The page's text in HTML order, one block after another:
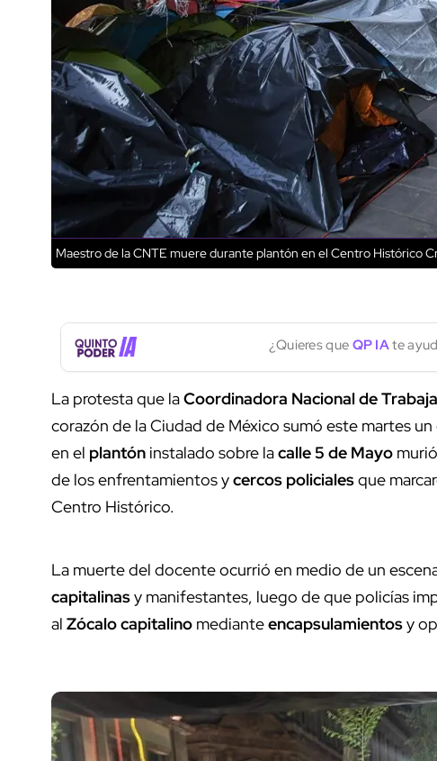
Maestro de la CNTE muere durante plantón en el Centro Histórico
¿Quieres que QP IAte
La protesta que laCoordinadora Nacional de
corazón de la Ciudad de México sumó este martes
en el plantón instalado sobre lacalle 5 de Mayo
de los enfrentamientos ycercos policialesque
Centro Histórico.
La muerte del docente ocurrió en medio de un
capitalinasy manifestantes, luego de que policías
al Zócalo capitalino medianteencapsulamientosy